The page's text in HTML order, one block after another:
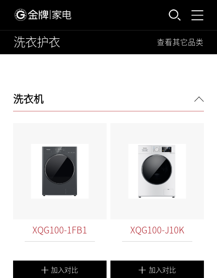
洗衣护衣 查看其它品类
洗衣机
XQG100-1FB1
加入对比
XQG100-J10K
加入对比